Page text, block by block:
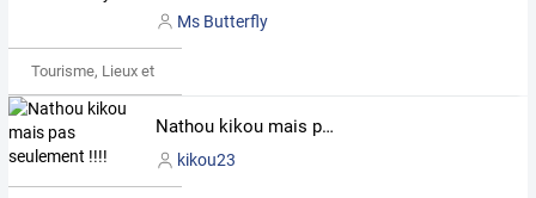
Ms Butterfly
Tourisme, Lieux et Événements
Nathou kikou mais pas seulement !!!!
kikou23